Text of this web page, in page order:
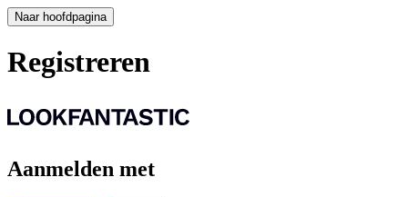
Naar hoofdpagina
Registreren
Aanmelden met